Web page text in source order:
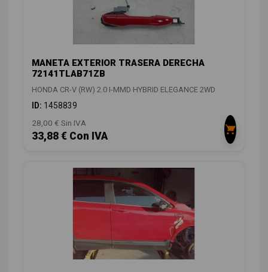
MANETA EXTERIOR TRASERA DERECHA
72141TLAB71ZB
HONDA CR-V (RW) 2.0 I-MMD HYBRID ELEGANCE 2WD
ID: 1458839
28,00 € Sin IVA
33,88 € Con IVA